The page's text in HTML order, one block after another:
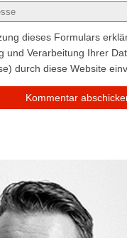
dieses Formulars
und Verarbeitung Ihrer
durch diese Website